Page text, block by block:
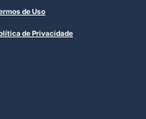
de Uso
de Privacidade